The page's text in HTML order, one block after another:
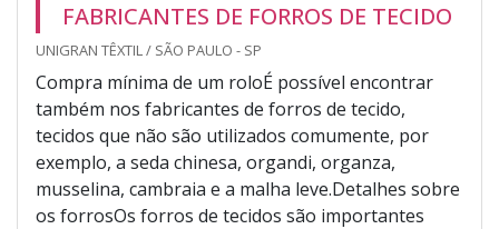
FABRICANTES DE FORROS DE TECIDO
UNIGRAN TÊXTIL / SÃO PAULO - SP
Compra mínima de um roloÉ possível encontrar
também nos fabricantes de forros de tecido,
tecidos que não são utilizados comumente, por
exemplo, a seda chinesa, organdi, organza,
musselina, cambraia e a malha leve.Detalhes sobre
os forrosOs forros de tecidos são importantes